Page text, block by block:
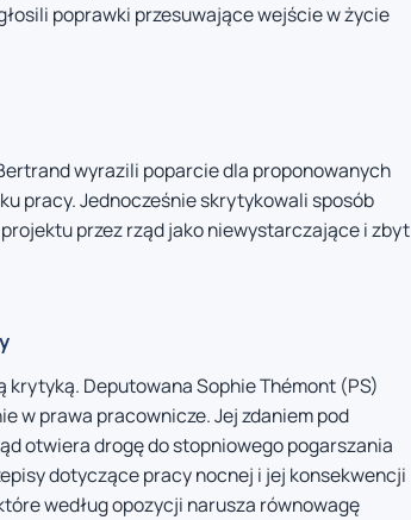
poprawki przesuwające wejście w życie
wyrazili poparcie dla proponowanych
pracy. Jednocześnie skrytykowali sposób
przez rząd jako niewystarczające i zbyt
Deputowana Sophie Thémont (PS)
w prawa pracownicze. Jej zdaniem pod
otwiera drogę do stopniowego pogarszania
dotyczące pracy nocnej i jej konsekwencji
według opozycji narusza równowagę